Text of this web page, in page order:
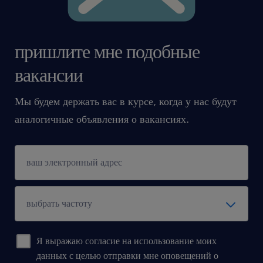
пришлите мне подобные
вакансии
Мы будем держать вас в курсе, когда у нас будут
аналогичные объявления о вакансиях.
Я выражаю согласие на использование моих
данных с целью отправки мне оповещений о